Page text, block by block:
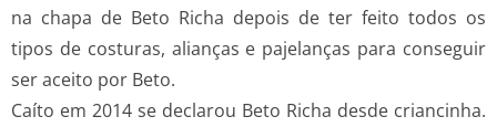
na chapa de Beto Richa depois de ter feito todos os
tipos de costuras, alianças e pajelanças para conseguir
ser aceito por Beto.
Caíto em 2014 se declarou Beto Richa desde criancinha.